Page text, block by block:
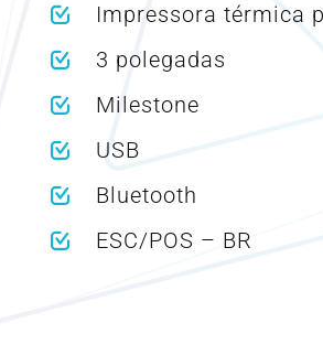
Impressora térmica
3 polegadas
Milestone
USB
Bluetooth
ESC/POS – BR